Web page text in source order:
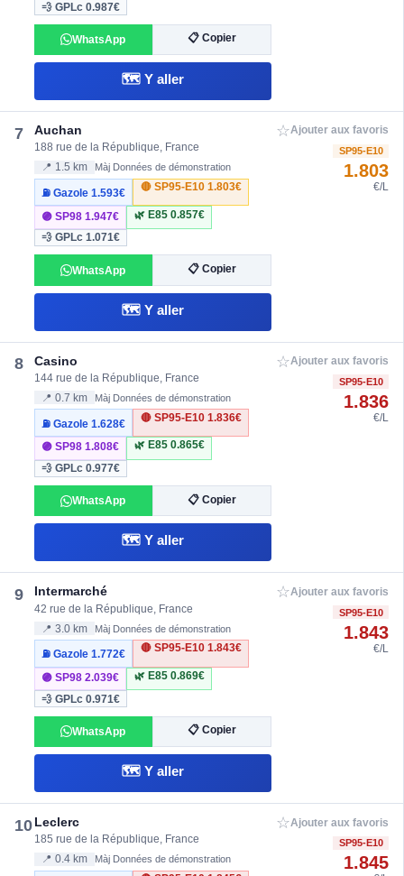
💨 GPLc0.987€
WhatsApp 📋 Copier
🗺️ Y aller
7 Auchan
188 rue de la République, France
📍 1.5 km Màj Données de démonstration
⛽ Gazole1.593€
🔴 SP95-E10 1.803€
🟣 SP981.947€ 🌿 E85 0.857€
💨 GPLc1.071€
WhatsApp 📋 Copier
🗺️ Y aller
☆Ajouter aux favoris
SP95-E10
1.803
€/L
8 Casino
144 rue de la République, France
📍 0.7 km Màj Données de démonstration
⛽ Gazole1.628€
🔴 SP95-E10 1.836€
🟣 SP981.808€ 🌿 E85 0.865€
💨 GPLc0.977€
WhatsApp 📋 Copier
🗺️ Y aller
☆Ajouter aux favoris
SP95-E10
1.836
€/L
9 Intermarché
42 rue de la République, France
📍 3.0 km Màj Données de démonstration
⛽ Gazole1.772€
🔴 SP95-E10 1.843€
🟣 SP982.039€ 🌿 E85 0.869€
💨 GPLc0.971€
WhatsApp 📋 Copier
🗺️ Y aller
☆Ajouter aux favoris
SP95-E10
1.843
€/L
10Leclerc
185 rue de la République, France
📍 0.4 km Màj Données de démonstration
☆Ajouter aux favoris
SP95-E10
1.845